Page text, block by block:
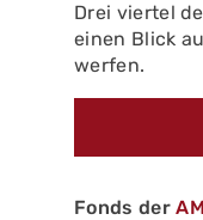
Drei viertel
einen Blick
werfen.
Fonds der